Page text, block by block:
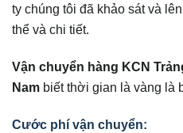
ty chúng tôi đã khảo sát và
thể và chi tiết.
Vận chuyển hàng KCN
Nam biết thời gian là vàng là
Cước phí vận chuyển: